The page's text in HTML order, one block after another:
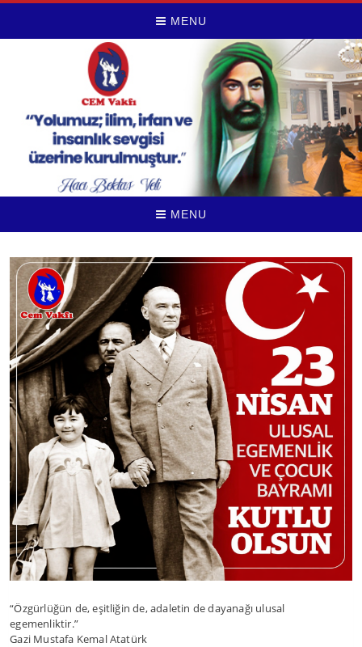
MENU
MENU
“Özgürlüğün de, eşitliğin de, adaletin de dayanağı ulusal
egemenliktir.”
Gazi Mustafa Kemal Atatürk